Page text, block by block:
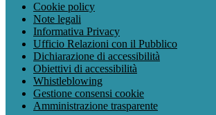
Cookie policy
Note legali
Informativa Privacy
Ufficio Relazioni con il Pubblico
Dichiarazione di accessibilità
Obiettivi di accessibilità
Whistleblowing
Gestione consensi cookie
Amministrazione trasparente